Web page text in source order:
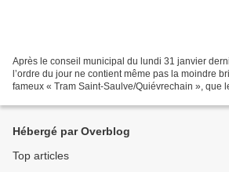
Après le conseil municipal du lundi 31 janvier
l’ordre du jour ne contient même pas la moindre
fameux « Tram Saint-Saulve/Quiévrechain », que
Hébergé par Overblog
Top articles